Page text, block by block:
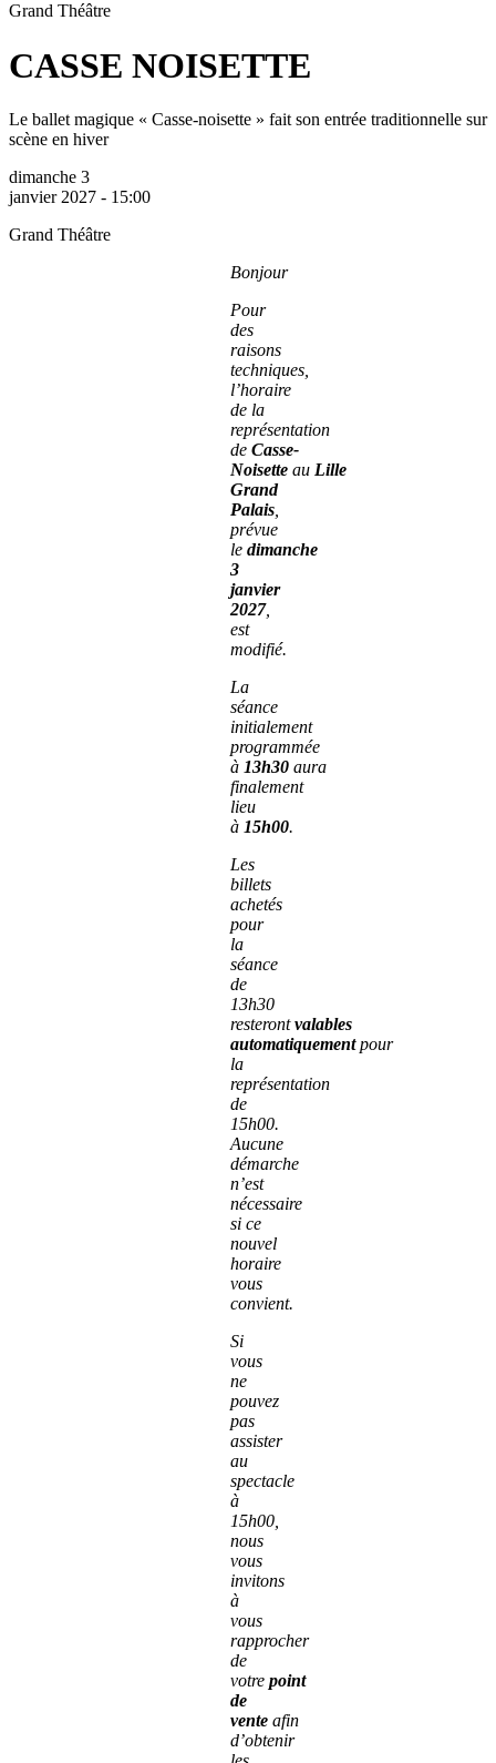
Grand Théâtre
CASSE NOISETTE
Le ballet magique « Casse-noisette » fait son entrée traditionnelle sur
scène en hiver
dimanche 3
janvier 2027 - 15:00
Grand Théâtre
Bonjour
Pour
des
raisons
techniques,
l’horaire
de la
représentation
de Casse-
Noisette au Lille
Grand
Palais
prévue
le dimanche
3
janvier
2027,
est
modifié.
La
séance
initialement
programmée
à 13h30 aura
finalement
lieu
à 15h00.
Les
billets
achetés
pour
la
séance
de
13h30
resterontvalables
automatiquementpour
la
représentation
de
15h00.
Aucune
démarche
n’est
nécessaire
si ce
nouvel
horaire
vous
convient.
Si
vous
ne
pouvez
pas
assister
au
spectacle
à
15h00,
nous
vous
invitons
à
vous
rapprocher
de
votre point
de
vente afin
d’obtenir